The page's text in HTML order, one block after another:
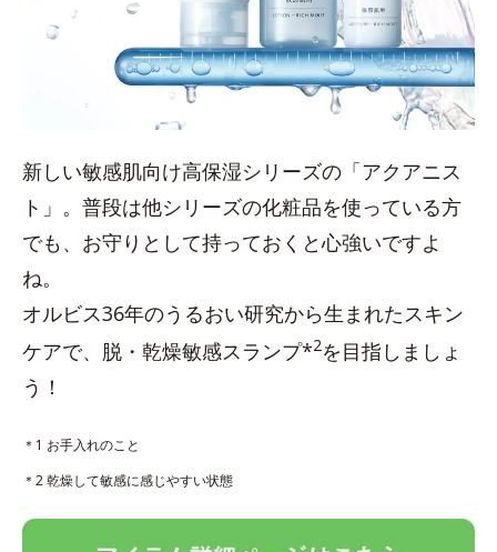
新しい敏感肌向け高保湿シリーズの「アクアニス
ト」。普段は他シリーズの化粧品を使っている方
でも、お守りとして持っておくと心強いですよ
ね。
オルビス36年のうるおい研究から生まれたスキン
ケアで、脱・乾燥敏感スランプ*2を目指しましょ
う！
＊1 お手入れのこと
＊2 乾燥して敏感に感じやすい状態